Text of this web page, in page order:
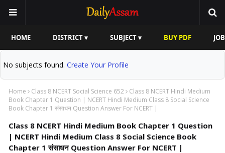
HOME DISTRICT ▾ SUBJECT ▾ BUY PDF
No subjects found. Create Your Profile
Home Class 8 NCERT Social Science 652
Class 8 NCERT Hindi Medium
Book Chapter 1 Question | NCERT Hindi Medium Class 8 Social Science
Book Chapter 1 संसाधन Question Answer For NCERT |
Class 8 NCERT Hindi Medium Book Chapter 1 Question
| NCERT Hindi Medium Class 8 Social Science Book
Chapter 1 संसाधन Question Answer For NCERT |